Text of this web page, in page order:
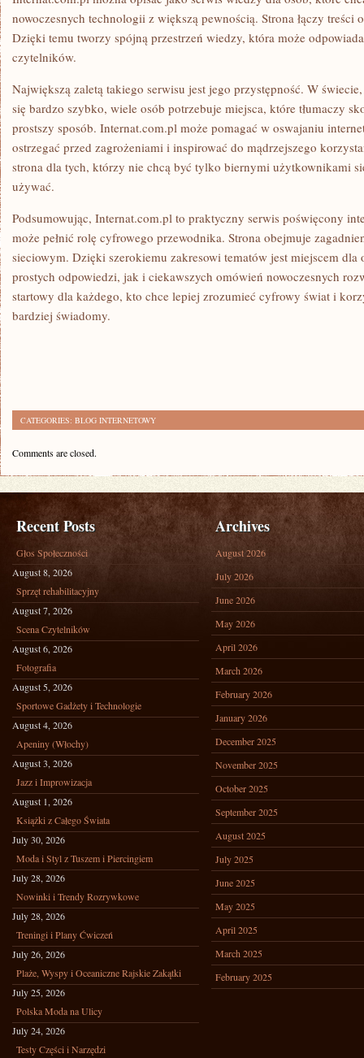
nowoczesnych technologii z większą pewnością. Strona łączy treści
Dzięki temu tworzy spójną przestrzeń wiedzy, która może
czytelników.
Największą zaletą takiego serwisu jest jego przystępność. W
się bardzo szybko, wiele osób potrzebuje miejsca, które tłumaczy
prostszy sposób. Internat.com.pl może pomagać w oswajaniu
ostrzegać przed zagrożeniami i inspirować do mądrzejszego
strona dla tych, którzy nie chcą być tylko biernymi użytkownikami
używać.
Podsumowując, Internat.com.pl to praktyczny serwis poświęcony
może pełnić rolę cyfrowego przewodnika. Strona obejmuje
sieciowym. Dzięki szerokiemu zakresowi tematów jest miejscem dla
prostych odpowiedzi, jak i ciekawszych omówień nowoczesnych
startowy dla każdego, kto chce lepiej zrozumieć cyfrowy świat i
bardziej świadomy.
CATEGORIES: BLOG INTERNETOWY
Comments are closed.
Recent Posts
Głos Społeczności
August 8, 2026
Sprzęt rehabilitacyjny
August 7, 2026
Scena Czytelników
August 6, 2026
Fotografia
August 5, 2026
Sportowe Gadżety i Technologie
August 4, 2026
Apeniny (Włochy)
August 3, 2026
Jazz i Improwizacja
August 1, 2026
Książki z Całego Świata
July 30, 2026
Moda i Styl z Tuszem i Piercingiem
July 28, 2026
Nowinki i Trendy Rozrywkowe
July 28, 2026
Treningi i Plany Ćwiczeń
July 26, 2026
Plaże, Wyspy i Oceaniczne Rajskie Zakątki
July 25, 2026
Polska Moda na Ulicy
July 24, 2026
Testy Części i Narzędzi
Archives
August 2026
July 2026
June 2026
May 2026
April 2026
March 2026
February 2026
January 2026
December 2025
November 2025
October 2025
September 2025
August 2025
July 2025
June 2025
May 2025
April 2025
March 2025
February 2025